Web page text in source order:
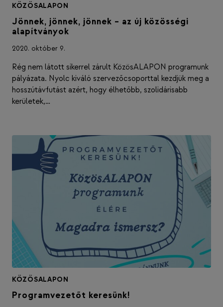
KÖZÖSALAPON
Jönnek, jönnek, jönnek – az új közösségi
alapítványok
2020. október 9.
Rég nem látott sikerrel zárult KözösALAPON programunk
pályázata. Nyolc kiváló szervezőcsoporttal kezdjük meg a
hosszútávfutást azért, hogy élhetőbb, szolidárisabb
kerületek,…
KÖZÖSALAPON
Programvezetőt keresünk!